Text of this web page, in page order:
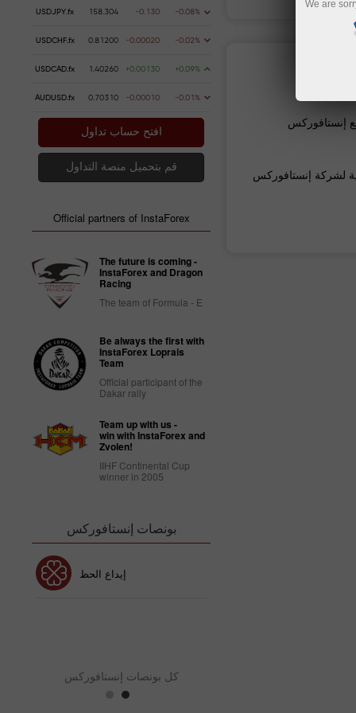
إنستافوركس
لشركة إنستافوركس
USDJPY.fx 158.304 -0.130 -0.08%
USDCHF.fx 0.81200 -0.00020 -0.02%
USDCAD.fx 1.40260 +0.00130 +0.09%
AUDUSD.fx 0.70310 -0.00010 -0.01%
افتح حساب تداول
قم بتحميل منصة التداول
Official partners of InstaForex
The future is coming -
InstaForex and Dragon
Racing
The team of Formula - E
Be always the first with
InstaForex Loprais
Team
Official participant of the
Dakar rally
Team up with us -
win with InstaForex and
Zvolen!
IIHF Continental Cup
winner in 2005
بونصات إنستافوركس
إيداع الحظ
كل بونصات إنستافوركس
We are